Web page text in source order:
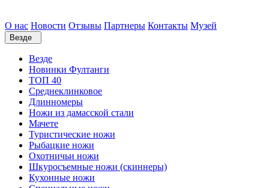
О нас Новости Отзывы Партнеры Контакты Музей
Везде
Везде
Новинки Фултанги
ТОП 40
Среднеклинковое
Длинномеры
Ножи из дамасской стали
Мачете
Туристические ножи
Рыбацкие ножи
Охотничьи ножи
Шкуросъемные ножи (скиннеры)
Кухонные ножи